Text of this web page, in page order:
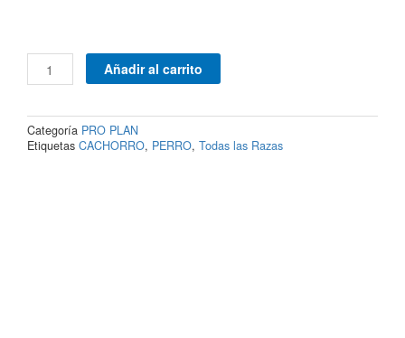
Purina®
Pro
Puppy
Pollo
&
Añadir al carrito
Categoría PRO PLAN
Etiquetas CACHORRO, PERRO, Todas las Razas